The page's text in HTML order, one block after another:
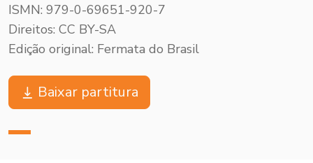
ISMN: 979-0-69651-920-7
Direitos: CC BY-SA
Edição original: Fermata do Brasil
Baixar partitura